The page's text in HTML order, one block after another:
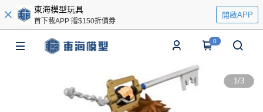
東海模型玩具
首下載APP 贈$150折價券
開啟APP
0
1/3